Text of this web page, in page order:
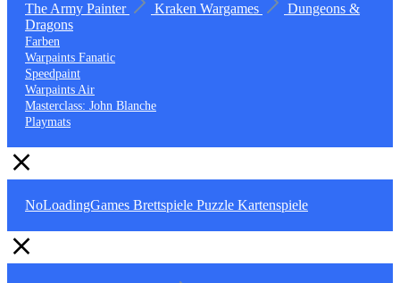
The Army Painter Kraken Wargames
Dungeons &
Dragons
Farben
Warpaints Fanatic
Speedpaint
Warpaints Air
Masterclass: John Blanche
Playmats
NoLoadingGames Brettspiele Puzzle Kartenspiele